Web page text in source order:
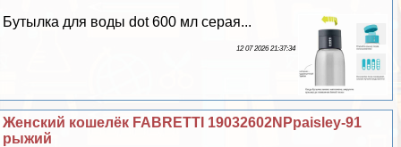
Бутылка для воды dot 600 мл серая...
12 07 2026 21:37:34
Женский кошелёк FABRETTI 19032602NPpaisley-91
рыжий